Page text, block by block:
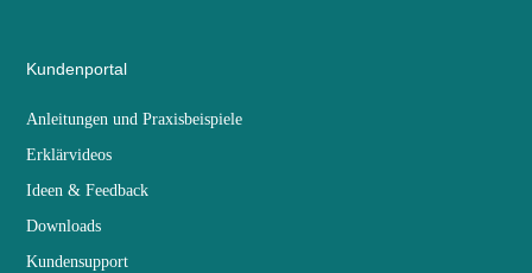
Kundenportal
Anleitungen und Praxisbeispiele
Erklärvideos
Ideen & Feedback
Downloads
Kundensupport